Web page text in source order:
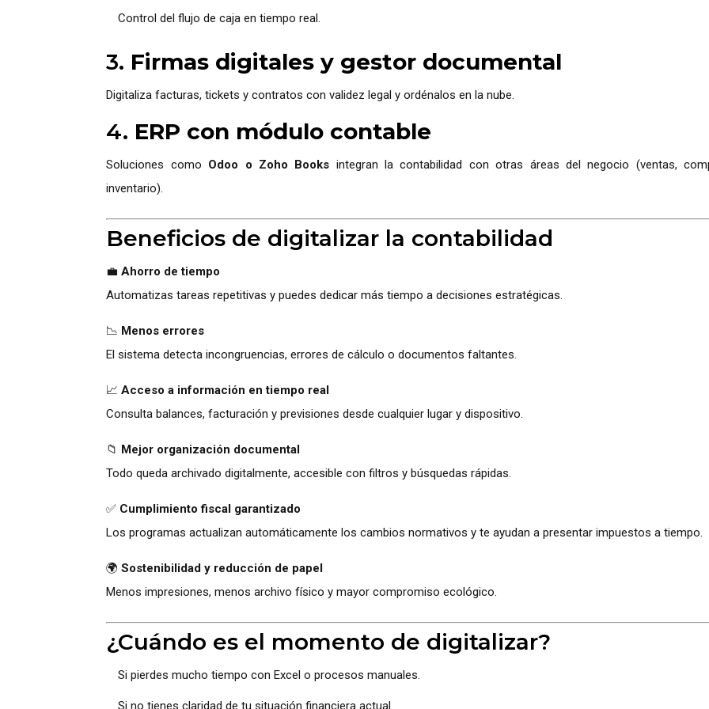
Control del flujo de caja en tiempo real.
3. Firmas digitales y gestor documental
Digitaliza facturas, tickets y contratos con validez legal y ordénalos en la nube.
4. ERP con módulo contable
Soluciones como Odoo o Zoho Books integran la contabilidad con otras áreas del negocio (ventas,
inventario).
Beneficios de digitalizar la contabilidad
💼Ahorro de tiempo
Automatizas tareas repetitivas y puedes dedicar más tiempo a decisiones estratégicas.
📉 Menos errores
El sistema detecta incongruencias, errores de cálculo o documentos faltantes.
📈Acceso a información en tiempo real
Consulta balances, facturación y previsiones desde cualquier lugar y dispositivo.
📁 Mejor organización documental
Todo queda archivado digitalmente, accesible con filtros y búsquedas rápidas.
✅ Cumplimiento fiscal garantizado
Los programas actualizan automáticamente los cambios normativos y te ayudan a presentar impuestos a tiempo.
🌍Sostenibilidad y reducción de papel
Menos impresiones, menos archivo físico y mayor compromiso ecológico.
¿Cuándo es el momento de digitalizar?
Si pierdes mucho tiempo con Excel o procesos manuales.
Si no tienes claridad de tu situación financiera actual.